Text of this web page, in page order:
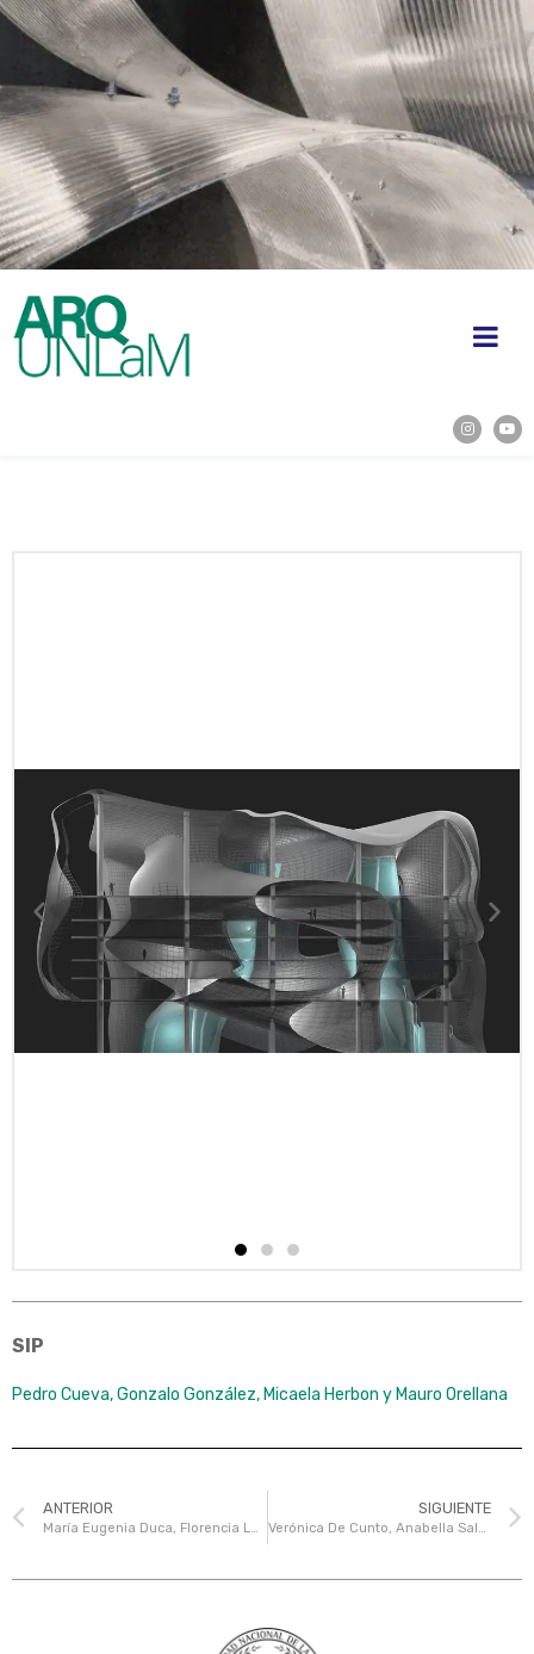
SIP
Pedro Cueva, Gonzalo González, Micaela Herbon y Mauro Orellana
ANTERIOR
María Eugenia Duca, Florencia Leiva, Melina Belén Nicolosi y Nina Puyssegur
SIGUIENTE
Verónica De Cunto, Anabella Salome Romero, Matías Varano y Facundo Sarmoria